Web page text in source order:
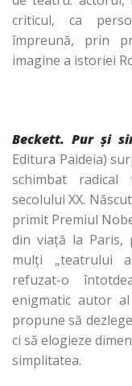
criticul, ca
împreună, prin
imagine a istoriei
Beckett. Pur şi
Editura Paideia)
schimbat
secolului XX.
primit Premiul
din viaţă la Paris,
mulţi „teatrului
refuzat-o
enigmatic autor
propune să
ci să elogieze
simplitatea.